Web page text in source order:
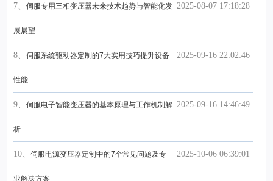
2025-08-07 17:18:28
7、 伺服专用三相变压器未来技术趋势与智能化发
展展望
2025-09-16 22:02:46
8、 伺服系统驱动器定制的7大实用技巧提升设备
性能
2025-09-16 14:46:49
9、 伺服电子智能变压器的基本原理与工作机制解
析
2025-10-06 06:39:01
10、 伺服电源变压器定制中的7个常见问题及专
业解决方案